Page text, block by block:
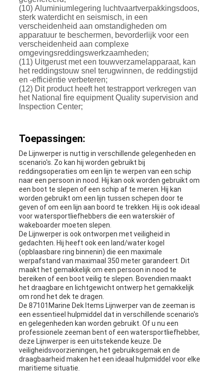
(10) Aluminiumlegering luchtvaartverpakkingsdoos,
sterk waterdicht en seismisch, in een
verscheidenheid aan omstandigheden om
apparatuur te beschermen, bevorderlijk voor een
verscheidenheid aan complexe
omgevingsreddingswerkzaamheden;
(11) Uitgerust met een touwverzamelapparaat, kan
het reddingstouw snel terugwinnen, de reddingstijd
en -efficiëntie verbeteren;
(12) Dit product heeft het testrapport verkregen van
het National fire equipment Quality supervision and
Inspection Center;
Toepassingen:
De Lijnwerper is nuttig in verschillende gelegenheden en
scenario's. Zo kan hij worden gebruikt bij
reddingsoperaties om een lijn te werpen van een schip
naar een persoon in nood. Hij kan ook worden gebruikt om
een boot te slepen of een schip af te meren. Hij kan
worden gebruikt om een lijn tussen schepen door te
geven of om een lijn aan boord te trekken. Hij is ook ideaal
voor watersportliefhebbers die een waterskiër of
wakeboarder moeten slepen.
De Lijnwerper is ook ontworpen met veiligheid in
gedachten. Hij heeft ook een land/water kogel
(opblaasbare ring binnenin) die een maximale
werpafstand van maximaal 350 meter garandeert. Dit
maakt het gemakkelijk om een persoon in nood te
bereiken of een boot veilig te slepen. Bovendien maakt
het draagbare en lichtgewicht ontwerp het gemakkelijk
om rond het dek te dragen.
De 87101Marine Dek Items Lijnwerper van de zeeman is
een essentieel hulpmiddel dat in verschillende scenario's
en gelegenheden kan worden gebruikt. Of u nu een
professionele zeeman bent of een watersportliefhebber,
deze Lijnwerper is een uitstekende keuze. De
veiligheidsvoorzieningen, het gebruiksgemak en de
draagbaarheid maken het een ideaal hulpmiddel voor elke
maritieme situatie.